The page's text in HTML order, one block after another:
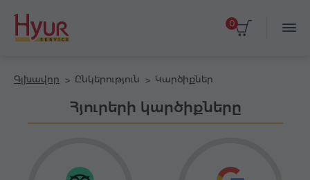
0
Գլխավոր Ընկերություն Կարծիքներ
Հյուրերի կարծիքները